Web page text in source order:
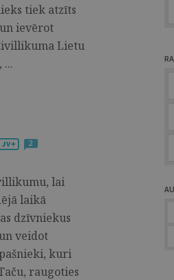
tiek atzīts
ievērot
Lietu
2
lai
laikā
dzīvniekus
veidot
kuri
raugoties